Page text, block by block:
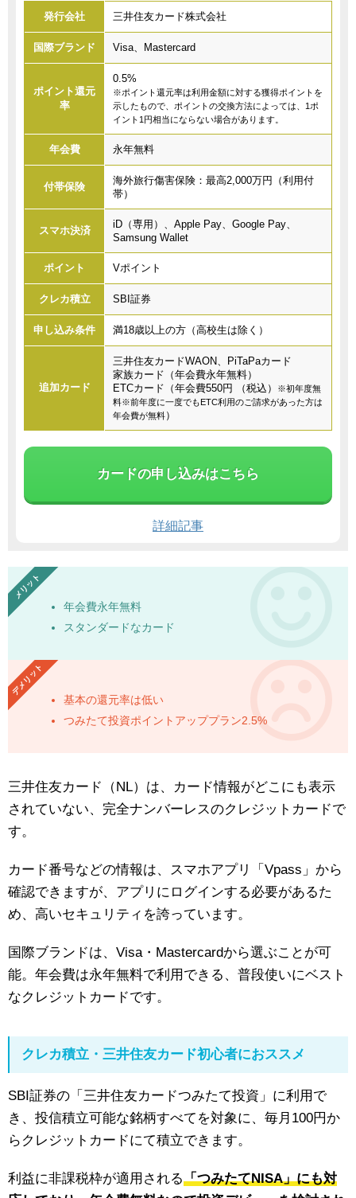
発行会社 三井住友カード株式会社
国際ブランド Visa、Mastercard
ポイント還元
率
0.5%
※ポイント還元率は利用金額に対する獲得ポイントを
示したもので、ポイントの交換方法によっては、1ポ
イント1円相当にならない場合があります。
年会費 永年無料
付帯保険
海外旅行傷害保険：最高2,000万円（利用付
帯）
スマホ決済
iD（専用）、Apple Pay、Google Pay、
Samsung Wallet
ポイント Vポイント
クレカ積立 SBI証券
申し込み条件 満18歳以上の方（高校生は除く）
追加カード
三井住友カードWAON、PiTaPaカード
家族カード（年会費永年無料）
ETCカード（年会費550円 （税込）
※初年度無
料※前年度に一度でもETC利用のご請求があった方は
年会費が無料）
カードの申し込みはこちら
詳細記事
年会費永年無料
スタンダードなカード
基本の還元率は低い
つみたて投資ポイントアッププラン2.5%
三井住友カード（NL）は、カード情報がどこにも表示
されていない、完全ナンバーレスのクレジットカードで
す。
カード番号などの情報は、スマホアプリ「Vpass」から
確認できますが、アプリにログインする必要があるた
め、高いセキュリティを誇っています。
国際ブランドは、Visa・Mastercardから選ぶことが可
能。年会費は永年無料で利用できる、普段使いにベスト
なクレジットカードです。
クレカ積立・三井住友カード初心者におススメ
SBI証券の「三井住友カードつみたて投資」に利用で
き、投信積立可能な銘柄すべてを対象に、毎月100円か
らクレジットカードにて積立できます。
利益に非課税枠が適用される「つみたてNISA」にも対